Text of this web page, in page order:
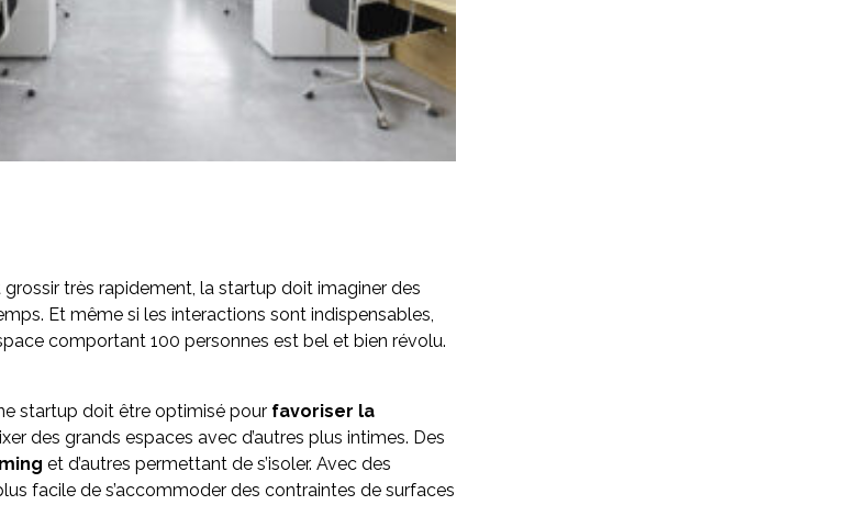
très rapidement, la startup doit imaginer des
Et même si les interactions sont indispensables,
comportant 100 personnes est bel et bien révolu.
startup doit être optimisé pour favoriser la
des grands espaces avec d’autres plus intimes. Des
et d’autres permettant de s’isoler. Avec des
facile de s’accommoder des contraintes de surfaces